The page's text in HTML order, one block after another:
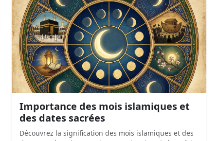
Importance des mois islamiques et
des dates sacrées
Découvrez la signification des mois islamiques et des